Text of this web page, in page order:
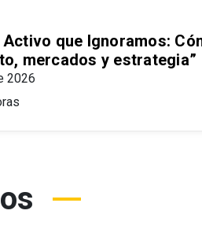
Activo que Ignoramos:
mercados y estrategia”
2026